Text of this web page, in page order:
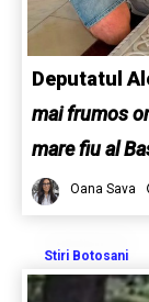
Deputatul
mai frumos
mare fiu al
Oana Sava
Stiri Botosani